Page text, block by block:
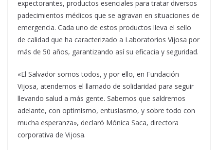
expectorantes, productos esenciales para tratar diversos
padecimientos médicos que se agravan en situaciones de
emergencia. Cada uno de estos productos lleva el sello
de calidad que ha caracterizado a Laboratorios Vijosa por
más de 50 años, garantizando así su eficacia y seguridad.
«El Salvador somos todos, y por ello, en Fundación
Vijosa, atendemos el llamado de solidaridad para seguir
llevando salud a más gente. Sabemos que saldremos
adelante, con optimismo, entusiasmo, y sobre todo con
mucha esperanza», declaró Mónica Saca, directora
corporativa de Vijosa.